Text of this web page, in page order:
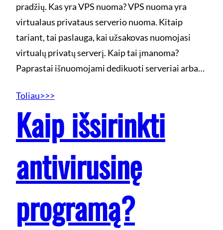
pradžių. Kas yra VPS nuoma? VPS nuoma yra
virtualaus privataus serverio nuoma. Kitaip
tariant, tai paslauga, kai užsakovas nuomojasi
virtualų privatų serverį. Kaip tai įmanoma?
Paprastai išnuomojami dedikuoti serveriai arba…
Toliau>>>
Kaip išsirinkti
antivirusinę
programą?